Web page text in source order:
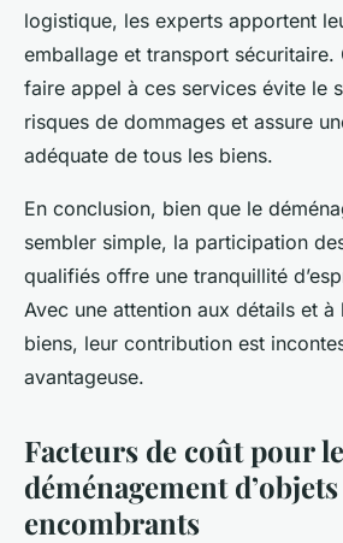
logistique, les experts apportent
emballage et transport sécuritaire.
faire appel à ces services évite le
risques de dommages et assure
adéquate de tous les biens.
En conclusion, bien que le
sembler simple, la participation
qualifiés offre une tranquillité
Avec une attention aux détails et
biens, leur contribution est
avantageuse.
Facteurs de coût pour le
déménagement d’objets
encombrants